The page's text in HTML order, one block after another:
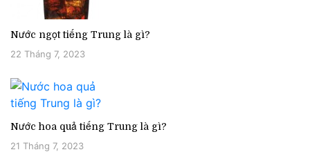
Nước ngọt tiếng Trung là gì?
22 Tháng 7, 2023
Nước hoa quả tiếng Trung là gì?
21 Tháng 7, 2023